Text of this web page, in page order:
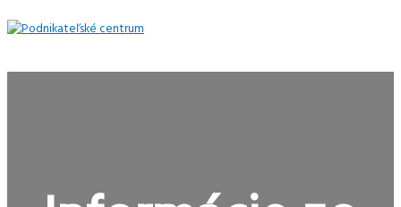
Preskočiť
na
Menu